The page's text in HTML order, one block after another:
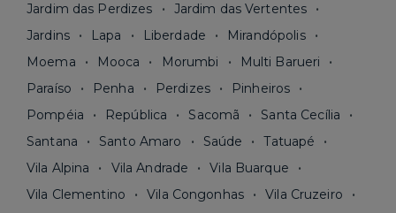
Jardim das Perdizes
Jardim das Vertentes
Jardins
Lapa Liberdade
Mirandópolis
Moema
Mooca Morumbi
Multi Barueri
Paraíso
Penha Perdizes
Pinheiros
Pompéia
República Sacomã
Santa Cecília
Santana
Santo Amaro Saúde
Tatuapé
Vila Alpina
Vila Andrade
Vila Buarque
Vila Clementino
Vila Congonhas
Vila Cruzeiro